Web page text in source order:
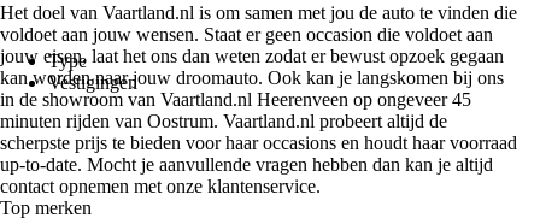
Type
Vestigingen
Het doel van Vaartland.nl is om samen met jou de auto te vinden die
voldoet aan jouw wensen. Staat er geen occasion die voldoet aan
jouw eisen, laat het ons dan weten zodat er bewust opzoek gegaan
kan worden naar jouw droomauto. Ook kan je langskomen bij ons
in de showroom van Vaartland.nl Heerenveen op ongeveer 45
minuten rijden van Oostrum. Vaartland.nl probeert altijd de
scherpste prijs te bieden voor haar occasions en houdt haar voorraad
up-to-date. Mocht je aanvullende vragen hebben dan kan je altijd
contact opnemen met onze klantenservice.
Top merken